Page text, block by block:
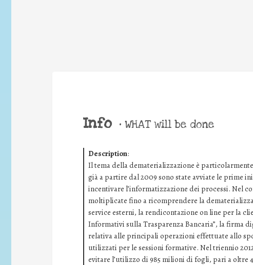
Info • WHAT will be done
Description:
Il tema della dematerializzazione è
già a partire dal 2009 sono state avviate le prime
incentivare l’informatizzazione dei processi. Nel
moltiplicate fino a ricomprendere la
service esterni, la rendicontazione on line per la
Informativi sulla Trasparenza Bancaria”, la firma
relativa alle principali operazioni effettuate allo
utilizzati per le sessioni formative. Nel triennio
evitare l’utilizzo di 985 milioni di fogli, pari a oltre